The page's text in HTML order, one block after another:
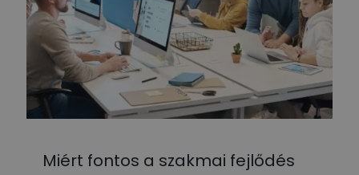
Miért fontos a szakmai fejlődés